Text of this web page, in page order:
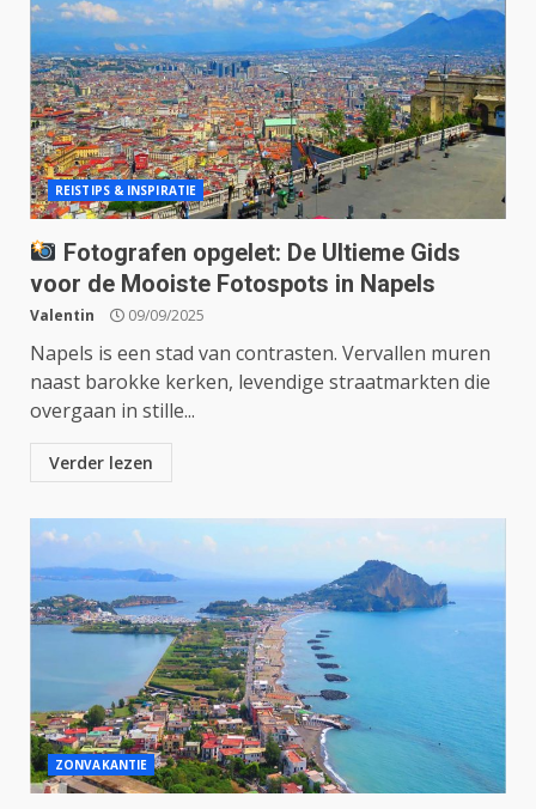
REISTIPS & INSPIRATIE
Fotografen opgelet: De Ultieme Gids
voor de Mooiste Fotospots in Napels
Valentin 09/09/2025
Napels is een stad van contrasten. Vervallen muren
naast barokke kerken, levendige straatmarkten die
overgaan in stille...
Verder lezen
ZONVAKANTIE